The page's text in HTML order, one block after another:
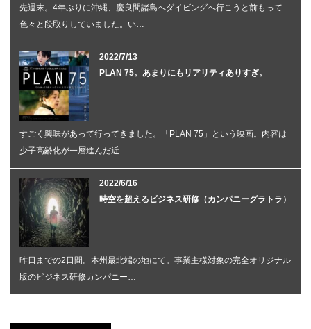
先週末。4年ぶりに沖縄、慶良間諸島へダイビングへ行こうと前もって
色々と段取りしていました。い…
2022/7/13
PLAN 75。あまりにもリアリティありすぎ。
すごく興味があって行ってきました。「PLAN 75」という映画。内容は
少子高齢化が一層進んだ近…
2022/6/16
時空を超えるビジネス研修（カンパニーグラトラ）
昨日までの2日間。本州最北端の地にて。事業主様対象の完全オリジナル
版のビジネス研修カンパニー…